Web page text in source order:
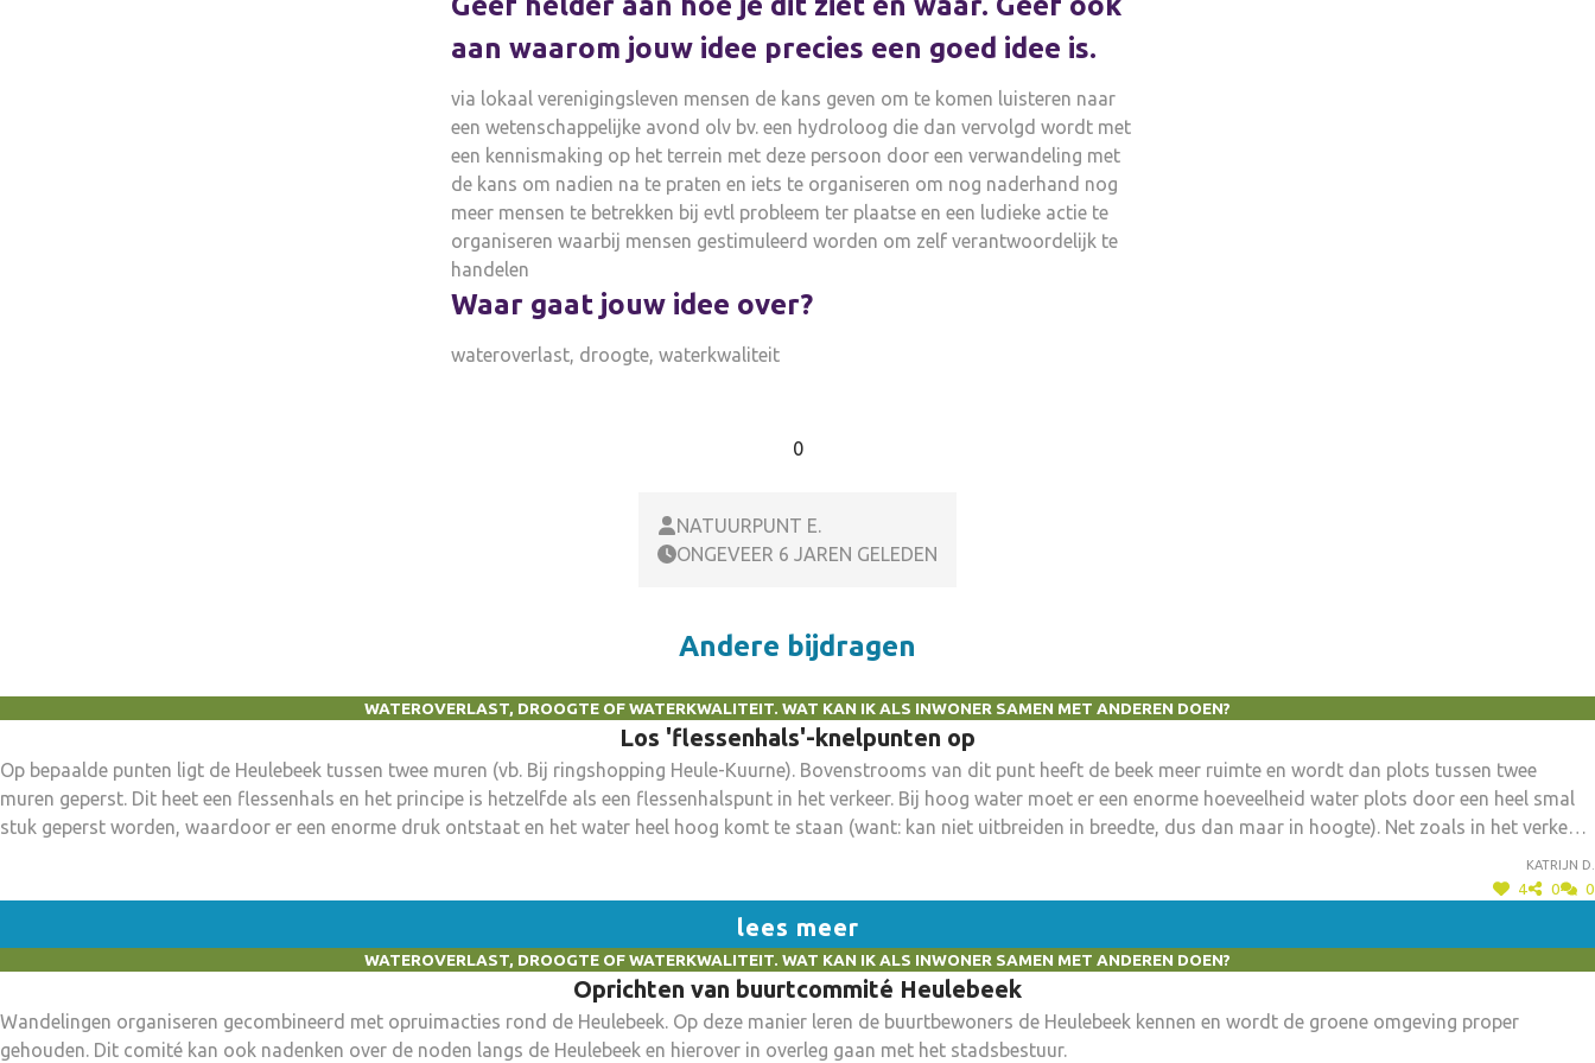
aan waarom jouw idee precies een goed idee is.
via lokaal verenigingsleven mensen de kans geven om te komen luisteren naar
een wetenschappelijke avond olv bv. een hydroloog die dan vervolgd wordt met
een kennismaking op het terrein met deze persoon door een verwandeling met
de kans om nadien na te praten en iets te organiseren om nog naderhand nog
meer mensen te betrekken bij evtl probleem ter plaatse en een ludieke actie te
organiseren waarbij mensen gestimuleerd worden om zelf verantwoordelijk te
handelen
Waar gaat jouw idee over?
wateroverlast, droogte, waterkwaliteit
0
NATUURPUNT E.
ONGEVEER 6 JAREN GELEDEN
Andere bijdragen
WATEROVERLAST, DROOGTE OF WATERKWALITEIT. WAT KAN IK ALS INWONER SAMEN MET ANDEREN DOEN?
Los 'flessenhals'-knelpunten op
Op bepaalde punten ligt de Heulebeek tussen twee muren (vb. Bij ringshopping Heule-Kuurne). Bovenstrooms van dit punt heeft de beek meer ruimte en wordt dan plots tussen twee
muren geperst. Dit heet een flessenhals en het principe is hetzelfde als een flessenhalspunt in het verkeer. Bij hoog water moet er een enorme hoeveelheid water plots door een heel smal
stuk geperst worden, waardoor er een enorme druk ontstaat en het water heel hoog komt te staan (want: kan niet uitbreiden in breedte, dus dan maar in hoogte). Net zoals in het verkeer
Katrijn D.
4 0 0
lees meer
WATEROVERLAST, DROOGTE OF WATERKWALITEIT. WAT KAN IK ALS INWONER SAMEN MET ANDEREN DOEN?
Oprichten van buurtcommité Heulebeek
Wandelingen organiseren gecombineerd met opruimacties rond de Heulebeek. Op deze manier leren de buurtbewoners de Heulebeek kennen en wordt de groene omgeving proper
gehouden. Dit comité kan ook nadenken over de noden langs de Heulebeek en hierover in overleg gaan met het stadsbestuur.